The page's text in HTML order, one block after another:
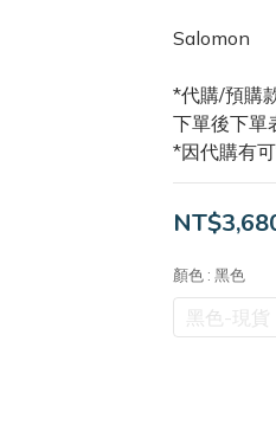
Salomon
*代購/預購
下單後下單
*因代購有
顏色 : 黑色
黑色-現貨